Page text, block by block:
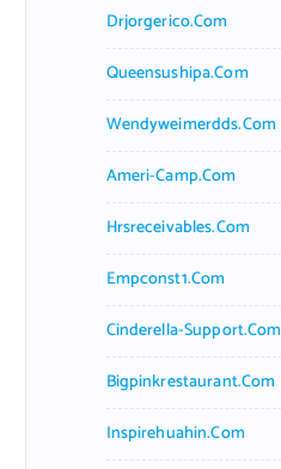
Drjorgerico.com
Queensushipa.com
Wendyweimerdds.com
Ameri-Camp.com
Hrsreceivables.com
Empconst1.com
Cinderella-Support.com
Bigpinkrestaurant.com
Inspirehuahin.com